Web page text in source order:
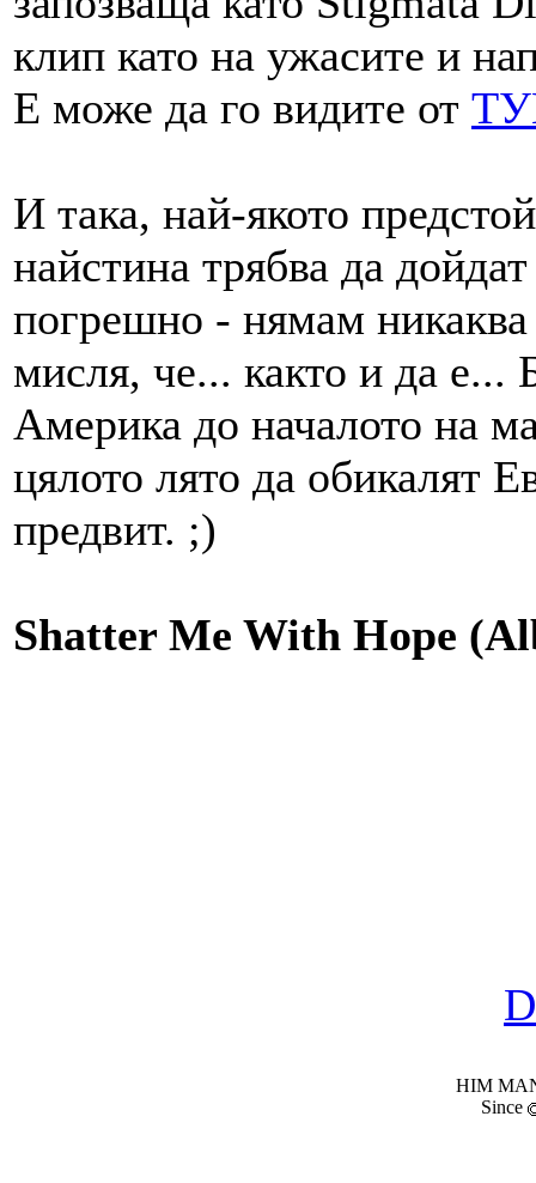
клип като на ужасите и
Е може да го видите от
И така, най-якото
найстина трябва да
погрешно - нямам
мисля, че... както и да е...
Америка до началото на
цялото лято да обикалят
предвит. ;)
Shatter Me With Hope
HIM
Since